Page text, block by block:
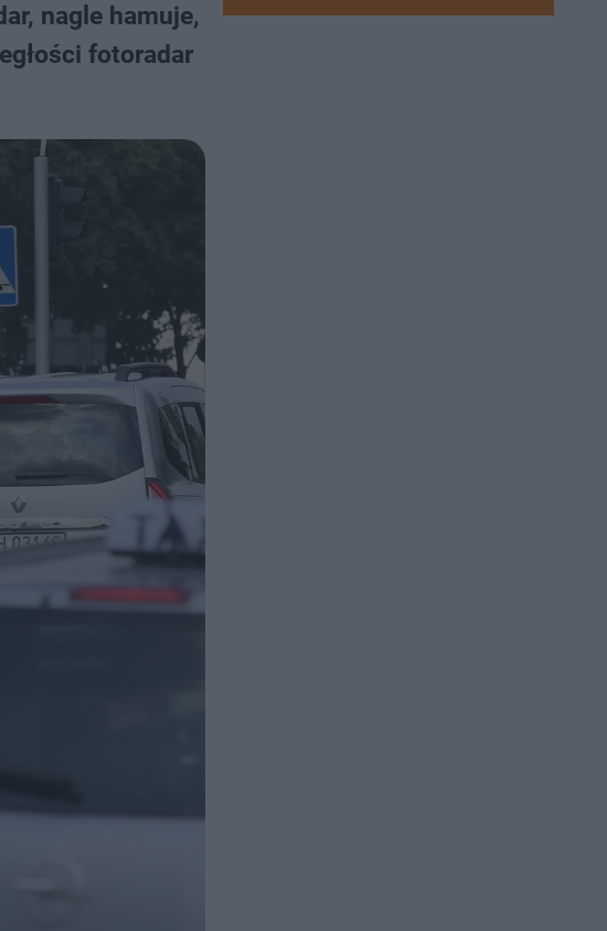
nagle hamuje,
fotoradar